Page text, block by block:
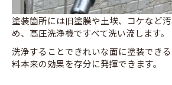
塗装箇所には旧塗膜や土埃、コケなど
め、高圧洗浄機ですべて洗い流します。
洗浄することできれいな面に塗装でき
料本来の効果を存分に発揮できます。